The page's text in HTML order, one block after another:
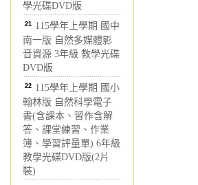
學光碟DVD版
21 115學年上學期 國中
南一版 自然多媒體影
音資源 3年級 教學光碟
DVD版
22 115學年上學期 國小
翰林版 自然科學電子
書(含課本、習作含解
答、課堂練習、作業
簿、學習評量單) 6年級
教學光碟DVD版(2片
裝)